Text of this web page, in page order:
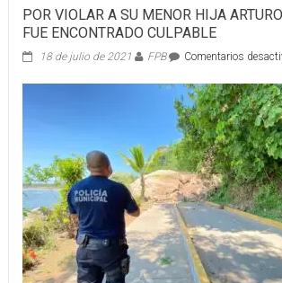
POR VIOLAR A SU MENOR HIJA
FUE ENCONTRADO CULPABLE
18 de julio de 2021 FPB Comentarios